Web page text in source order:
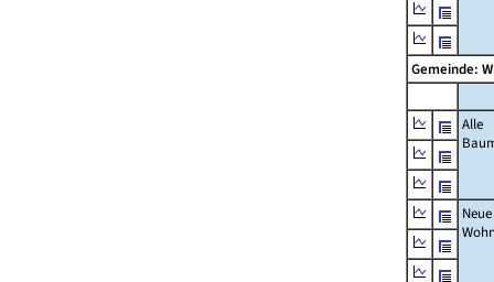
Gemeinde:
Alle
Neue